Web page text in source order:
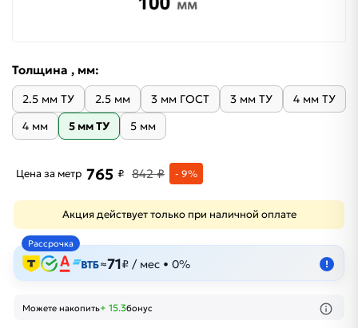
Толщина , мм:
2.5 мм ТУ 2.5 мм 3 мм ГОСТ 3 мм ТУ
4 мм ТУ
4 мм
5 мм ТУ 5 мм
Цена за метр 765 ₽ 842 ₽ - 9%
Акция действует только при наличной оплате
Рассрочка
≈71₽ / мес • 0% !
Можете накопить+ 15.3бонус